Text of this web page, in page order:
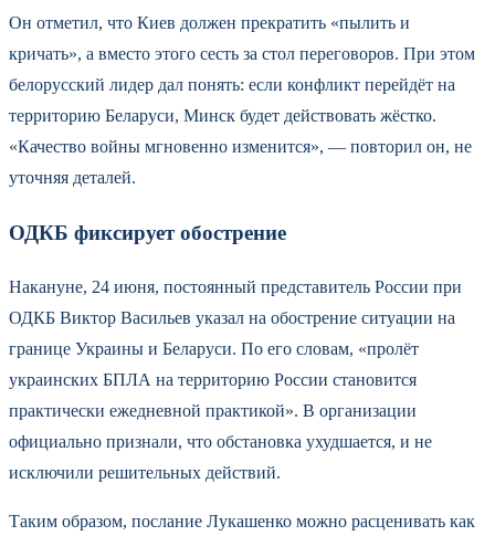
Он отметил, что Киев должен прекратить «пылить и
кричать», а вместо этого сесть за стол переговоров. При этом
белорусский лидер дал понять: если конфликт перейдёт на
территорию Беларуси, Минск будет действовать жёстко.
«Качество войны мгновенно изменится», — повторил он, не
уточняя деталей.
ОДКБ фиксирует обострение
Накануне, 24 июня, постоянный представитель России при
ОДКБ Виктор Васильев указал на обострение ситуации на
границе Украины и Беларуси. По его словам, «пролёт
украинских БПЛА на территорию России становится
практически ежедневной практикой». В организации
официально признали, что обстановка ухудшается, и не
исключили решительных действий.
Таким образом, послание Лукашенко можно расценивать как